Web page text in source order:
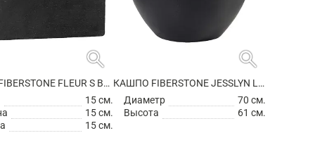
search
КАШПО FIBERSTONE FLEUR S BLACK
15 см.
15 см.
15 см.
search
КАШПО FIBERSTONE JESSLYN L BLACK
Диаметр
70 см.
Высота
61 см.